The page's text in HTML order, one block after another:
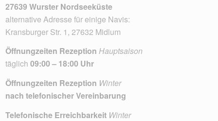
27639 Wurster Nordseeküste
alternative Adresse für einige Navis:
Kransburger Str. 1, 27632 Midlum
Öffnungzeiten RezeptionHauptsaison
täglich 09:00 – 18:00 Uhr
Öffnungzeiten Rezeption Winter
nach telefonischer Vereinbarung
Telefonische Erreichbarkeit Winter